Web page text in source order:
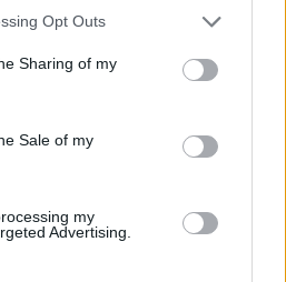
Opt Outs
Sharing of my
Sale of my
my
Advertising.
jinak a my jim nabídneme
vyrábí zhruba 37 procent
zdrojů, hlavně z biomasy.
z lesů zpracuje ročně 250.000
tun uhlí.